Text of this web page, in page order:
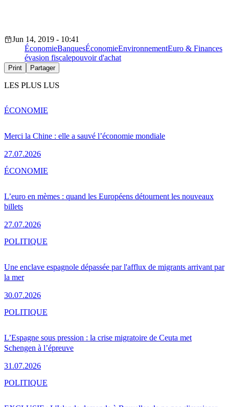
Jun 14, 2019 - 10:41
ÉconomieBanquesÉconomieEnvironnementEuro & Finances
évasion fiscalepouvoir d'achat
Print Partager
LES PLUS LUS
Merci la Chine : elle a sauvé l’économie mondiale
27.07.2026
ÉCONOMIE
L’euro en mèmes : quand les Européens détournent les nouveaux
billets
27.07.2026
ÉCONOMIE
Une enclave espagnole dépassée par l'afflux de migrants arrivant par
la mer
30.07.2026
POLITIQUE
L’Espagne sous pression : la crise migratoire de Ceuta met
Schengen à l’épreuve
31.07.2026
POLITIQUE
POLITIQUE